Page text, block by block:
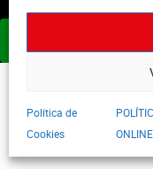
Política de
Cookies
ONLINE